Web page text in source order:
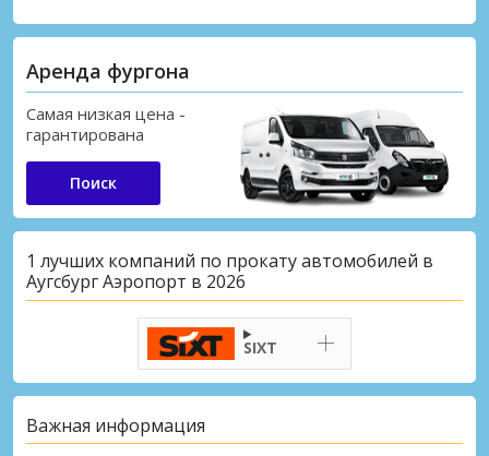
Аренда фургона
Самая низкая цена -
гарантирована
Поиск
1 лучших компаний по прокату автомобилей в
Аугсбург Аэропорт в 2026
SIXT
Важная информация